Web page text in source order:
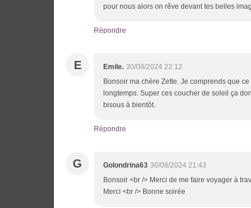
pour nous alors on rêve devant tes belles
Répondre
E Emile. 30/08/2024 22:12
Bonsoir ma chère Zette. Je comprends que
longtemps. Super ces coucher de soleil ça
bisous à bientôt.
Répondre
G Golondrina63 30/08/2024 21:43
Bonsoir <br /> Merci de me faire voyager à
Merci <br /> Bonne soirée